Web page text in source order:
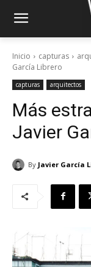
Inicio capturas
García Librero
capturas arquitectos
Más
Javier
By Javier García